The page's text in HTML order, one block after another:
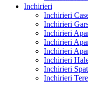
Inchirieri
Inchirieri
Inchirieri
Inchirieri
Inchirieri
Inchirieri
Inchirieri
Inchirieri
Inchirieri